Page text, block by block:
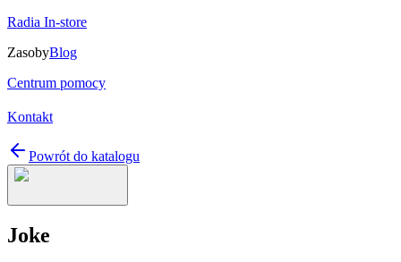
Radia In-store
ZasobyBlog
Centrum pomocy
Kontakt
Powrót do katalogu
Joke